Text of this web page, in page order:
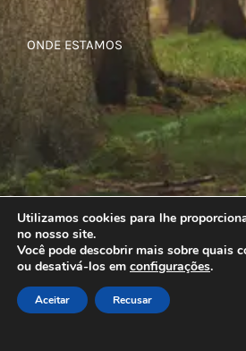
ONDE ESTAMOS
Utilizamos cookies para lhe
no nosso site.
Você pode descobrir mais sobre quais
ou desativá-los em configurações.
Aceitar Recusar